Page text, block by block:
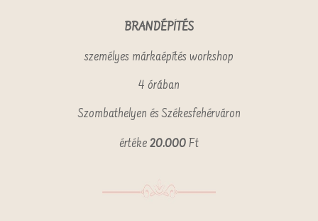
BRANDÉPÍTÉS
személyes márkaépítés workshop
4 órában
Szombathelyen és Székesfehérváron
értéke 20.000 Ft